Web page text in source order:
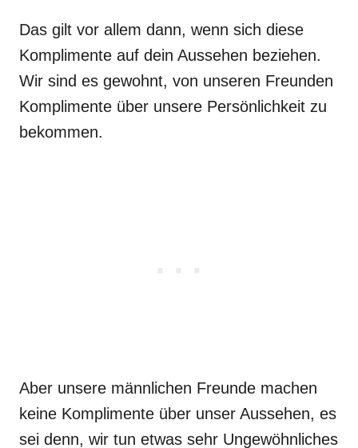
Das gilt vor allem dann, wenn sich diese
Komplimente auf dein Aussehen beziehen.
Wir sind es gewohnt, von unseren Freunden
Komplimente über unsere Persönlichkeit zu
bekommen.
Aber unsere männlichen Freunde machen
keine Komplimente über unser Aussehen, es
sei denn, wir tun etwas sehr Ungewöhnliches